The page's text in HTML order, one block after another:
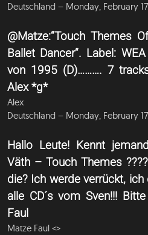
Deutschland – Monday, February
@Matze:“Touch Themes
Ballet Dancer“. Label:
von 1995 (D)………. 7
Alex *g*
Alex
Deutschland – Monday, February
Hallo Leute! Kennt
Väth – Touch Themes
die? Ich werde verrückt,
alle CD´s vom Sven!!!
Faul
Matze Faul <>